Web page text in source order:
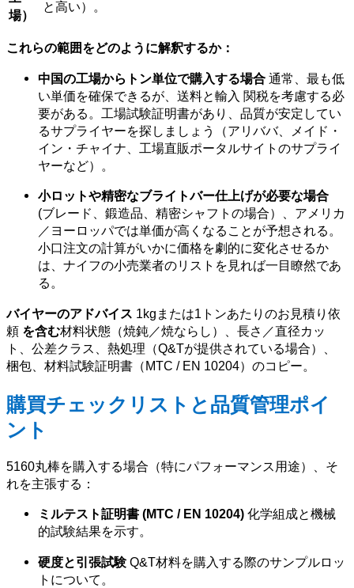
場）
と高い）。
これらの範囲をどのように解釈するか：
中国の工場からトン単位で購入する場合 通常、最も低
い単価を確保できるが、送料と輸入 関税を考慮する必
要がある。工場試験証明書があり、品質が安定してい
るサプライヤーを探しましょう（アリババ、メイド・
イン・チャイナ、工場直販ポータルサイトのサプライ
ヤーなど）。
小ロットや精密なブライトバー仕上げが必要な場合
(ブレード、鍛造品、精密シャフトの場合）、アメリカ
／ヨーロッパでは単価が高くなることが予想される。
小口注文の計算がいかに価格を劇的に変化させるか
は、ナイフの小売業者のリストを見れば一目瞭然であ
る。
バイヤーのアドバイス 1kgまたは1トンあたりのお見積り依
頼 を含む材料状態（焼鈍／焼ならし）、長さ／直径カッ
ト、公差クラス、熱処理（Q&Tが提供されている場合）、
梱包、材料試験証明書（MTC / EN 10204）のコピー。
購買チェックリストと品質管理ポイ
ント
5160丸棒を購入する場合（特にパフォーマンス用途）、そ
れを主張する：
ミルテスト証明書 (MTC / EN 10204) 化学組成と機械
的試験結果を示す。
硬度と引張試験Q&T材料を購入する際のサンプルロッ
トについて。